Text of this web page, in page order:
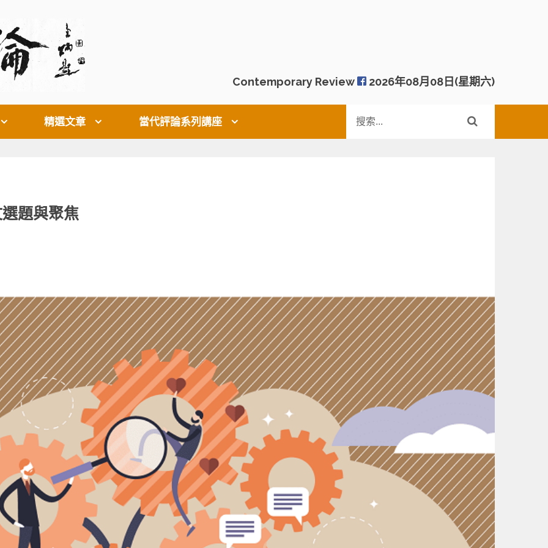
Contemporary Review 2026年08月08日(星期六)
精選文章 當代評論系列講座
題與聚焦